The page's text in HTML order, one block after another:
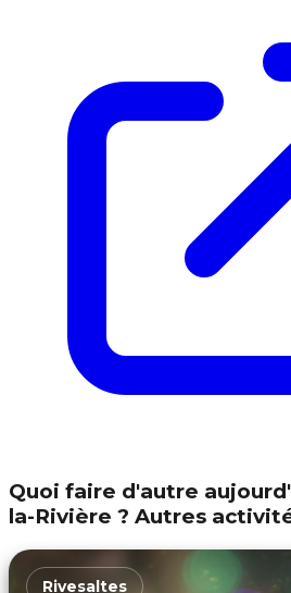
Quoi faire d'autre
la-Rivière ? Autres
Rivesaltes